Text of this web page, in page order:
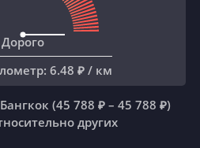
Дорого
: 6.48 ₽ / км
(45 788 ₽ – 45 788 ₽)
других